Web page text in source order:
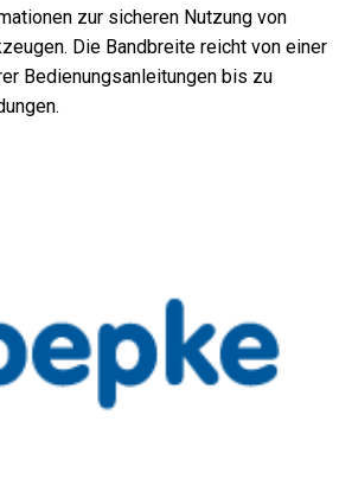
zur sicheren Nutzung von
Die Bandbreite reicht von einer
Bedienungsanleitungen bis zu